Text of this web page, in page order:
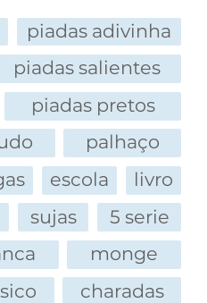
piadas adivinha
piadas salientes
piadas pretos
palhaço
escola
livro
sujas
5 serie
monge
charadas